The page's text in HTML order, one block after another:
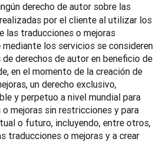
derecho de autor sobre las
por el cliente al utilizar los
las traducciones o mejoras
los servicios se consideren
derechos de autor en beneficio de
en el momento de la creación de
un derecho exclusivo,
y perpetuo a nivel mundial para
mejoras sin restricciones y para
o futuro, incluyendo, entre otros,
traducciones o mejoras y a crear